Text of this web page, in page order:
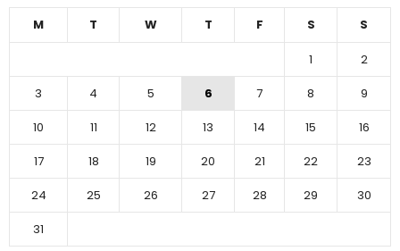
M T W T F S S
1
2
3
4 5 6 7 8
9
10
11 12 13 14 15
16
17
18 19 20 21 22
23
24
25 26 27 28 29
30
31